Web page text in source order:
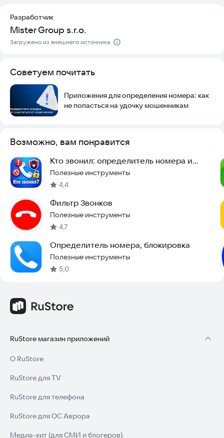
• Блокировка звонков на зарубежные номера
• Блокировка звонков с номеров, имеющих отрицательную
• Возможность создать собственный черный список для
блокировки конкретных номеров
• Блокировка всех номеров, которых нет в вашей
телефонной книге
номера из ваших сохраненных контактов
Установите приложение прямо сейчас, чтобы защитить свой
телефон от спама и нежелательных звонков.
Разработчик
Mister Group s.r.o.
Загружено из внешнего источника
Советуем почитать
Приложения для определения номера: как
не попасться на удочку мошенникам
Возможно, вам понравится
Кто звонил: определитель номера и
блокировка
Полезные инструменты
4,4
Фильтр Звонков
Полезные инструменты
4,7
Определитель номера, блокировка
Полезные инструменты
5,0
RuStore магазин приложений
О RuStore
RuStore для TV
RuStore для телефона
RuStore для ОС Аврора
Медиа-кит (для СМИ и блогеров)